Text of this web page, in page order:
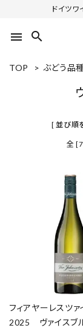
ドイツ
menu search
TOP > ぶどう品
[ 並び順
全
フィアヤーレスツ
2025 ヴァイスブ